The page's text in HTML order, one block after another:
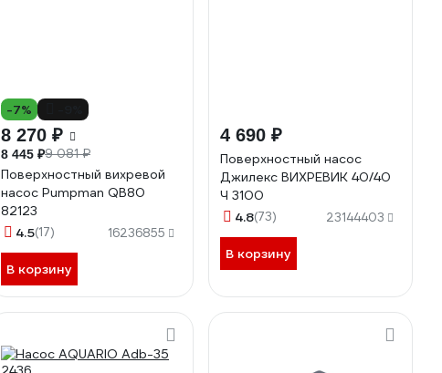
-7%
8 270 ₽
8 445 ₽9 081 ₽
Поверхностный вихревой
насос Pumpman QB80
82123
4.5(17) 16236855
В корзину
4 690 ₽
Поверхностный насос
Джилекс ВИХРЕВИК 40/40
Ч 3100
4.8(73) 23144403
В корзину